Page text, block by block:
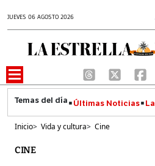
JUEVES 06 AGOSTO 2026
Últimas Noticias
Inicio> Vida y cultura> Cine
CINE